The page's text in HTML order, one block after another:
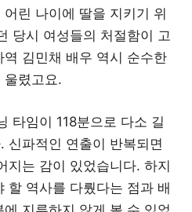
린 나이에 딸을 지키기 위
당시 여성들의 처절함이 고
김민채 배우 역시 순수한
울렸고요.
타임이 118분으로 다소 길
신파적인 연출이 반복되면
지는 감이 있었습니다. 하지
할 역사를 다뤘다는 점과 배